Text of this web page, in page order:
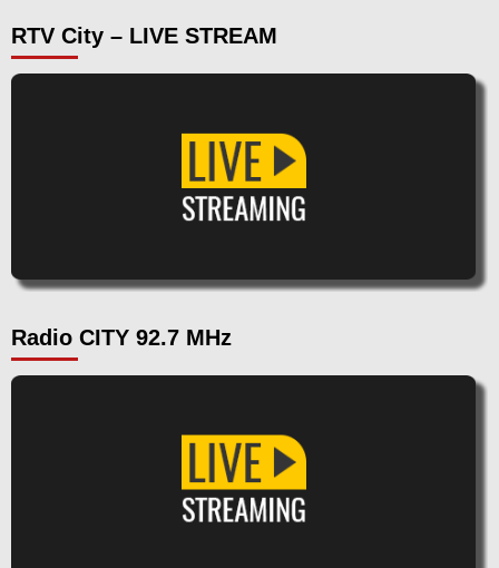
RTV City – LIVE STREAM
Radio CITY 92.7 MHz